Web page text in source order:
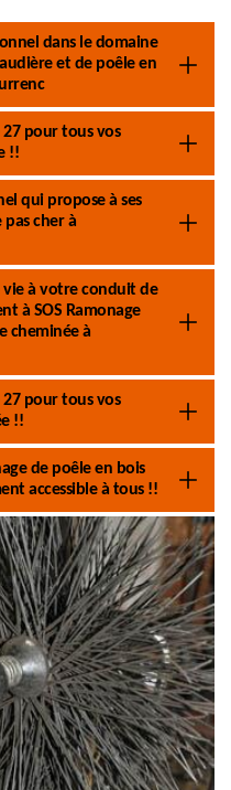
dans le domaine
et de poêle en
27 pour tous vos
!!
qui propose à ses
cher à
à votre conduit de
à SOS Ramonage
cheminée à
27 pour tous vos
!!
de poêle en bois
accessible à tous !!